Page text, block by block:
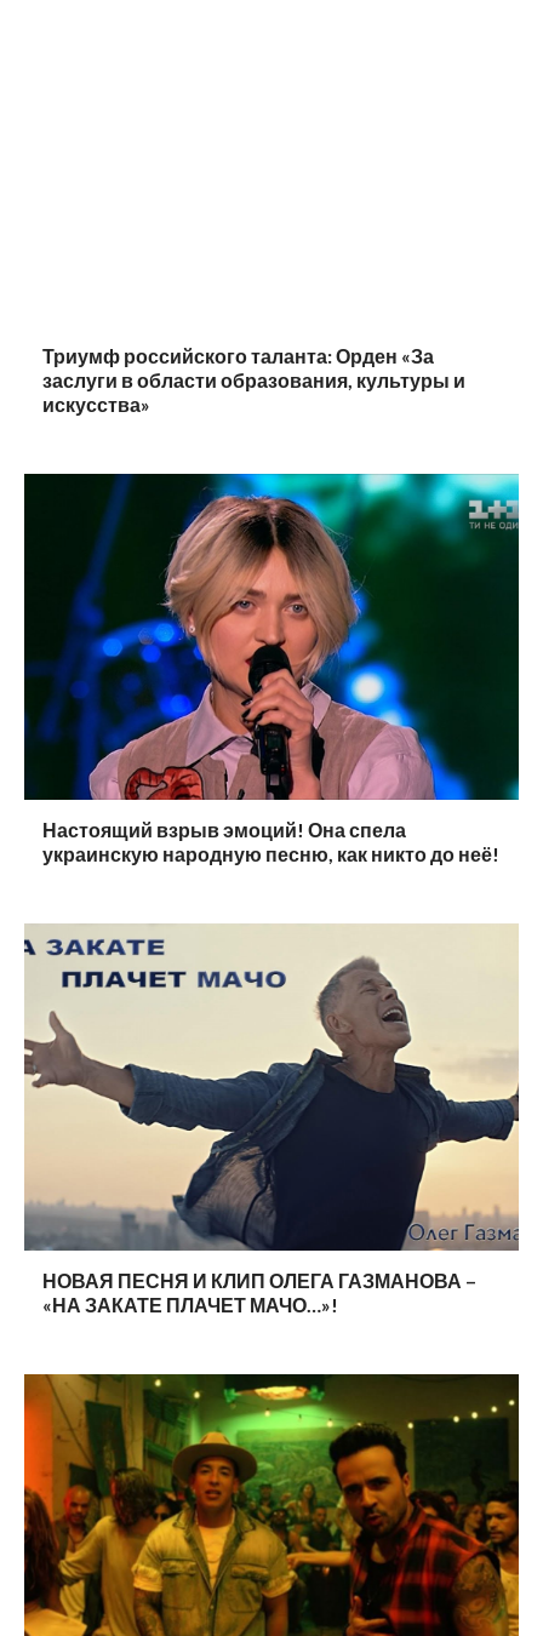
Триумф российского таланта: Орден «За
заслуги в области образования, культуры и
искусства»
Настоящий взрыв эмоций! Она спела
украинскую народную песню, как никто до неё!
НОВАЯ ПЕСНЯ И КЛИП ОЛЕГА ГАЗМАНОВА –
«НА ЗАКАТЕ ПЛАЧЕТ МАЧО…»!